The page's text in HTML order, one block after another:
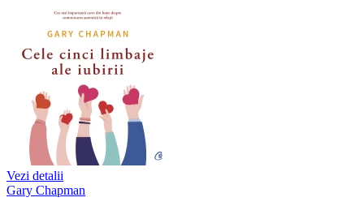
Vezi detalii
Gary Chapman